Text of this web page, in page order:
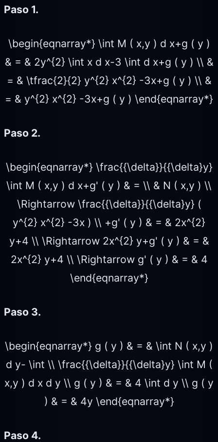
Paso 1.
\begin{eqnarray*} \int M ( x,y ) d x+g ( y )
& = & 2y^{2} \int x d x-3 \int d x+g ( y ) \\ &
= & \tfrac{2}{2} y^{2} x^{2} -3x+g ( y ) \\ &
= & y^{2} x^{2} -3x+g ( y ) \end{eqnarray*}
Paso 2.
\begin{eqnarray*} \frac{{\delta}}{{\delta}y}
\int M ( x,y ) d x+g' ( y ) & = \\ & N ( x,y ) \\
\Rightarrow \frac{{\delta}}{{\delta}y} (
y^{2} x^{2} -3x ) \\ +g' ( y ) & = & 2x^{2}
y+4 \\ \Rightarrow 2x^{2} y+g' ( y ) & = &
2x^{2} y+4 \\ \Rightarrow g' ( y ) & = & 4
\end{eqnarray*}
Paso 3.
\begin{eqnarray*} g ( y ) & = & \int N ( x,y )
d y- \int \\ \frac{{\delta}}{{\delta}y} \int M (
x,y ) d x d y \\ g ( y ) & = & 4 \int d y \\ g ( y
) & = & 4y \end{eqnarray*}
Paso 4.